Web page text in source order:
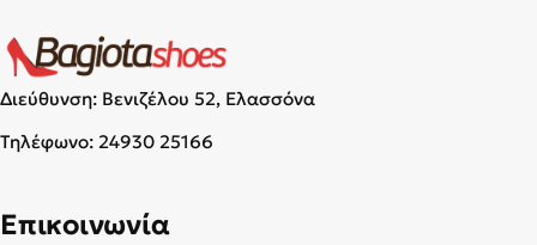
Διεύθυνση: Βενιζέλου 52, Ελασσόνα
Τηλέφωνο: 24930 25166
Επικοινωνία